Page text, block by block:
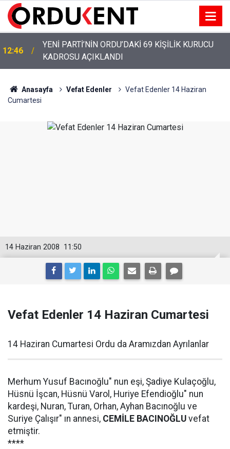
12:46
YENİ PARTİ’NİN ORDU’DAKİ 69 KİŞİLİK KURUCU
KADROSU AÇIKLANDI
Anasayfa Vefat Edenler
Vefat Edenler 14 Haziran
Cumartesi
11:50
14 Haziran 2008
Vefat Edenler 14 Haziran Cumartesi
14 Haziran Cumartesi Ordu da Aramızdan Ayrılanlar
Merhum Yusuf Bacınoğlu" nun eşi, Şadiye Kulaçoğlu,
Hüsnü İşcan, Hüsnü Varol, Huriye Efendioğlu" nun
kardeşi, Nuran, Turan, Orhan, Ayhan Bacınoğlu ve
Suriye Çalışır" ın annesi, CEMİLE BACINOĞLU vefat
etmiştir.
****